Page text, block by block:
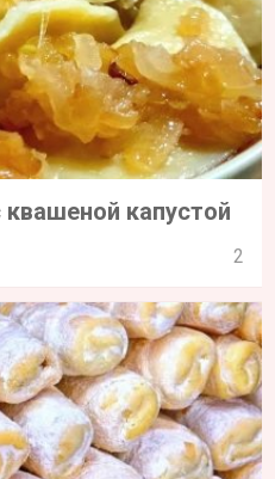
капустой
2